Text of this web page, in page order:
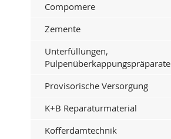
Compomere
Zemente
Unterfüllungen,
Pulpenüberkappungspräparate
Provisorische Versorgung
K+B Reparaturmaterial
Kofferdamtechnik